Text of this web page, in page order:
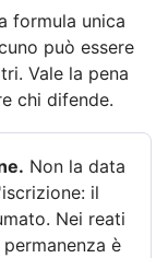
formula unica
può essere
Vale la pena
chi difende.
Non la data
il
Nei reati
è